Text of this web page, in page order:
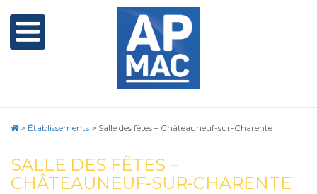
> Établissements > Salle des fêtes – Châteauneuf-sur-Charente
SALLE DES FÊTES –
CHÂTEAUNEUF-SUR-CHARENTE